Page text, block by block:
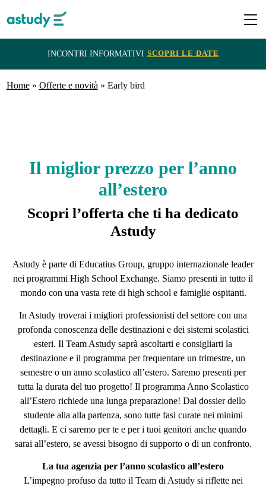
INCONTRI INFORMATIVI SCOPRI LE DATE
Destinazioni
ITACA
Borse
Prezzi
informazioni
Home» Offerte e novità » Early bird
Il miglior prezzo per l’anno
all’estero
Scopri l’offerta che ti ha dedicato
Astudy
Astudy è parte di Educatius Group, gruppo internazionale leader
nei programmi High School Exchange. Siamo presenti in tutto il
mondo con una vasta rete di high school e famiglie ospitanti.
In Astudy troverai i migliori professionisti del settore con una
profonda conoscenza delle destinazioni e dei sistemi scolastici
esteri. Il Team Astudy saprà ascoltarti e consigliarti la
destinazione e il programma per frequentare un trimestre, un
semestre o un anno scolastico all’estero. Saremo presenti per
tutta la durata del tuo progetto! Il programma Anno Scolastico
all’Estero richiede una lunga preparazione! Dal dossier dello
studente alla alla partenza, sono tutte fasi curate nei minimi
dettagli. E ci saremo per te e per i tuoi genitori anche quando
sarai all’estero, se avessi bisogno di supporto o di un confronto.
La tua agenzia per l’anno scolastico all’estero
L’impegno profuso da tutto il Team di Astudy si riflette nei